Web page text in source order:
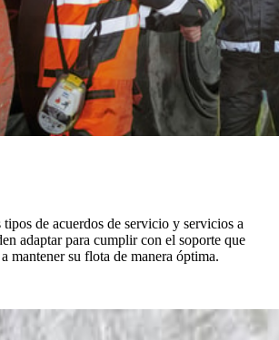
de acuerdos de servicio y servicios a
adaptar para cumplir con el soporte que
mantener su flota de manera óptima.